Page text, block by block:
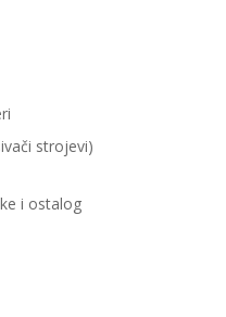
strojevi)
i ostalog